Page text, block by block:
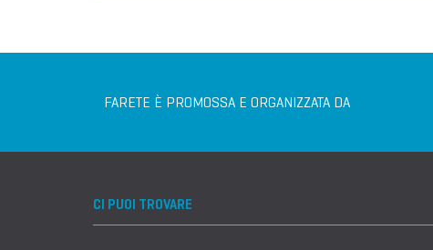
FARETE È PROMOSSA E ORGANIZZATA DA
CI PUOI TROVARE